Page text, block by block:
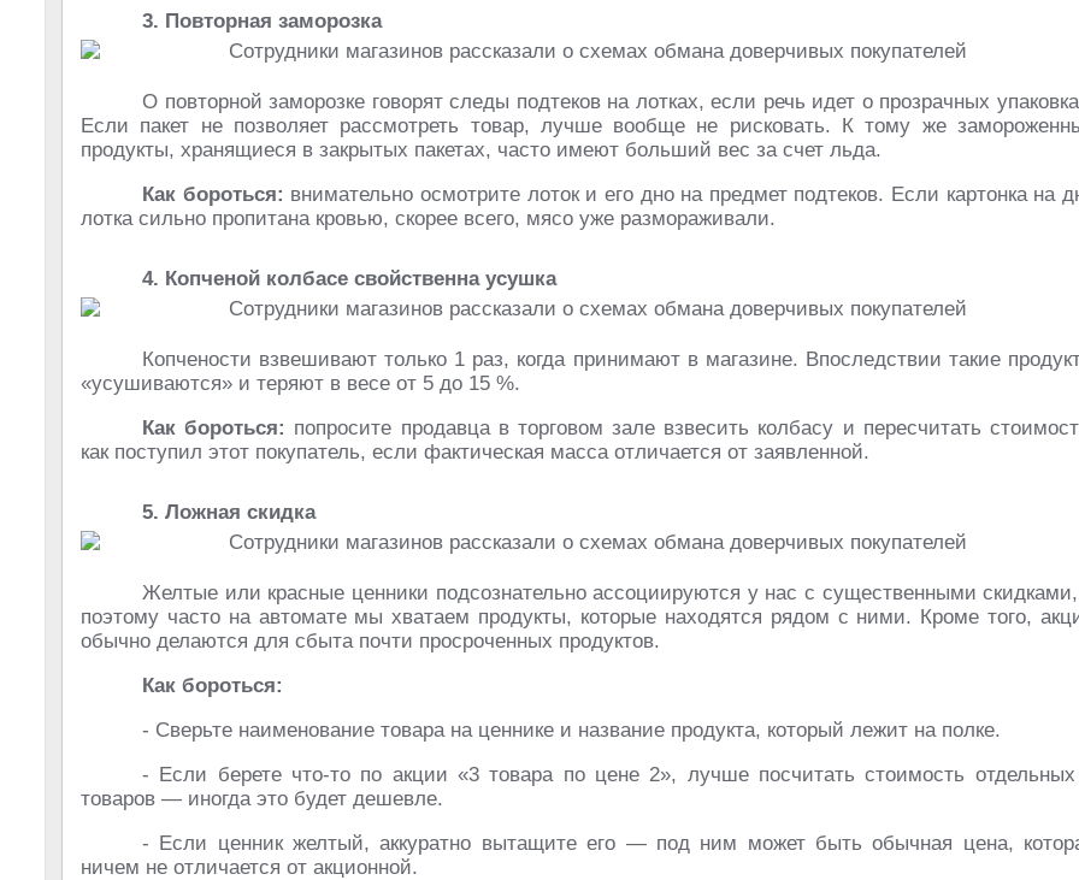
3. Повторная заморозка
О повторной заморозке говорят следы подтеков на лотках, если речь идет о прозрачных
Если пакет не позволяет рассмотреть товар, лучше вообще не рисковать. К тому же
продукты, хранящиеся в закрытых пакетах, часто имеют больший вес за счет льда.
Как бороться: внимательно осмотрите лоток и его дно на предмет подтеков. Если картонка на
лотка сильно пропитана кровью, скорее всего, мясо уже размораживали.
4. Копченой колбасе свойственна усушка
Копчености взвешивают только 1 раз, когда принимают в магазине. Впоследствии такие
«усушиваются» и теряют в весе от 5 до 15 %.
Как бороться: попросите продавца в торговом зале взвесить колбасу и пересчитать
как поступил этот покупатель, если фактическая масса отличается от заявленной.
5. Ложная скидка
Желтые или красные ценники подсознательно ассоциируются у нас с существенными
поэтому часто на автомате мы хватаем продукты, которые находятся рядом с ними. Кроме того,
обычно делаются для сбыта почти просроченных продуктов.
Как бороться:
- Сверьте наименование товара на ценнике и название продукта, который лежит на полке.
- Если берете что-то по акции «3 товара по цене 2», лучше посчитать стоимость
товаров — иногда это будет дешевле.
- Если ценник желтый, аккуратно вытащите его — под ним может быть обычная цена,
ничем не отличается от акционной.